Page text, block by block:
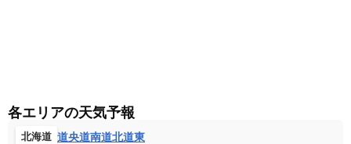
各エリアの天気予報
北海道 道央道南道北道東